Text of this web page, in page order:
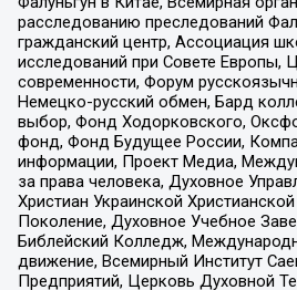
расследованию преследований
гражданский центр, Ассоциация
исследований при Совете Европы,
современности, Форум
Немецко-русский обмен, Бард
выбор, Фонд Ходорковского,
фонд, Фонд Будущее России,
информации, Проект Медиа,
за права человека, Духовное
Христиан Украинской
Поколение, Духовное Учебное
Библейский Колледж,
движение, Всемирный Институт
Предприятий, Церковь Духовной